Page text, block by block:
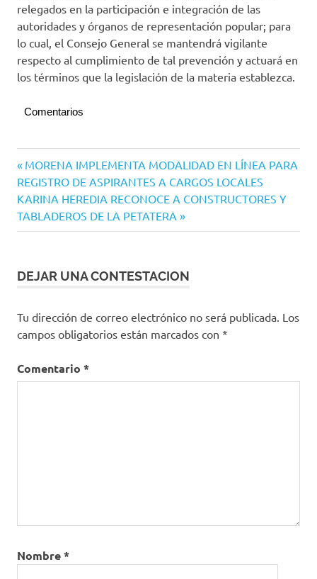
relegados en la participación e integración de las
autoridades y órganos de representación popular; para
lo cual, el Consejo General se mantendrá vigilante
respecto al cumplimiento de tal prevención y actuará en
los términos que la legislación de la materia establezca.
Comentarios
Colima
Navegación
de
entradas
Entrada
anterior:
MORENA IMPLEMENTA MODALIDAD EN LÍNEA PARA
REGISTRO DE ASPIRANTES A CARGOS LOCALES
Siguiente
entrada:
KARINA HEREDIA RECONOCE A CONSTRUCTORES Y
TABLADEROS DE LA PETATERA
DEJAR UNA CONTESTACION
Tu dirección de correo electrónico no será publicada. Los
campos obligatorios están marcados con *
Comentario *
Nombre*